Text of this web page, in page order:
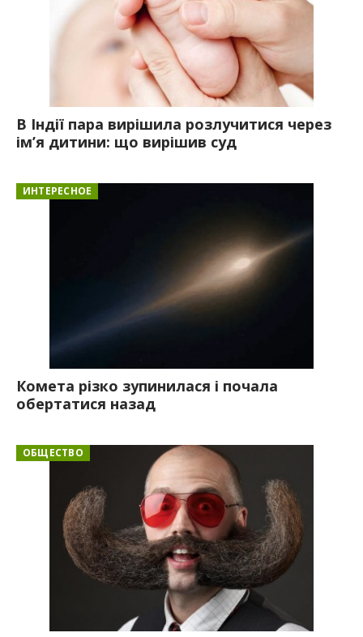
В Індії пара вирішила розлучитися через
ім’я дитини: що вирішив суд
ИНТЕРЕСНОЕ
Комета різко зупинилася і почала
обертатися назад
ОБЩЕСТВО